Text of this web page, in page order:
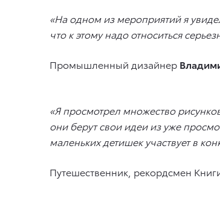
«На одном из мероприятий я
что к этому надо относиться
Промышленный дизайнер
«Я просмотрел множество
они берут свои идеи из уже
маленьких детишек участвует в
Путешественник, рекордсмен